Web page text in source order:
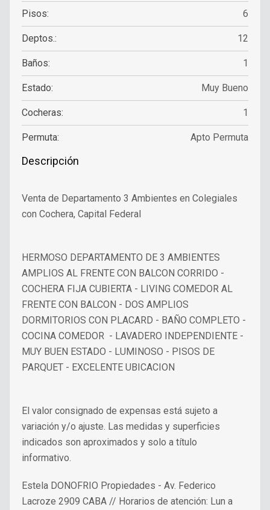
Pisos: 6
Deptos.: 12
Baños: 1
Estado: Muy Bueno
Cocheras: 1
Permuta: Apto Permuta
Descripción
Venta de Departamento 3 Ambientes en Colegiales
con Cochera, Capital Federal
HERMOSO DEPARTAMENTO DE 3 AMBIENTES
AMPLIOS AL FRENTE CON BALCON CORRIDO -
COCHERA FIJA CUBIERTA - LIVING COMEDOR AL
FRENTE CON BALCON - DOS AMPLIOS
DORMITORIOS CON PLACARD - BAÑO COMPLETO -
COCINA COMEDOR - LAVADERO INDEPENDIENTE -
MUY BUEN ESTADO - LUMINOSO - PISOS DE
PARQUET - EXCELENTE UBICACION
El valor consignado de expensas está sujeto a
variación y/o ajuste. Las medidas y superficies
indicados son aproximados y solo a título
informativo.
Estela DONOFRIO Propiedades - Av. Federico
Lacroze 2909 CABA // Horarios de atención: Lun a